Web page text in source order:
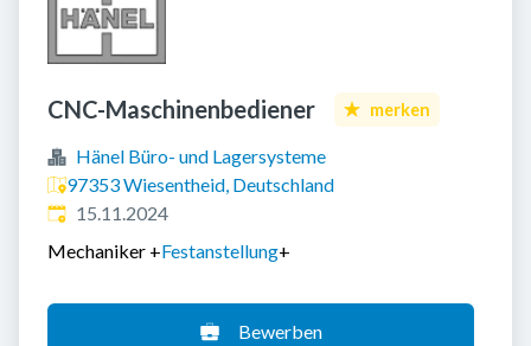
CNC-Maschinenbediener merken
Hänel Büro- und Lagersysteme
97353 Wiesentheid, Deutschland
Veröffentlicht:
15.11.2024
Mechaniker +Festanstellung+
Bewerben